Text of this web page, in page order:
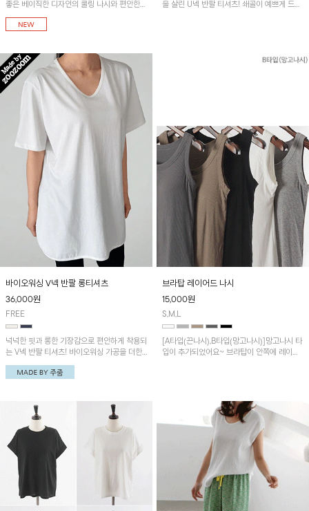
좋은 베이직한 디자인의 쿨링 나시와 편안한
밴딩 팬츠 세트아이템입니다. 가볍고 시원한
소재감으로 쾌적하게 착용되며 쿨링텐션 옆트
을 살린 U넥 반팔 티셔츠! 쇄골이 예쁘게 드러
바이오워싱 V넥 반팔 롱티셔츠
36,000원
FREE
넉넉한 핏과 롱한 기장감으로 편안하게 착용되
는 V넥 반팔 티셔츠! 바이오워싱 가공을 더한
면 100% 원단으로 부드럽고 매끄러운 터치감
을 느낄 수 있으며, 깔끔한 V넥 디자인이 답답
브라탑 레이어드 나시
15,000원
S,M,L
[A타입(끈나시),B타입(망고나시)]망고나시 타
입이 추가되었어요~ 브라탑이 안쪽에 레이어